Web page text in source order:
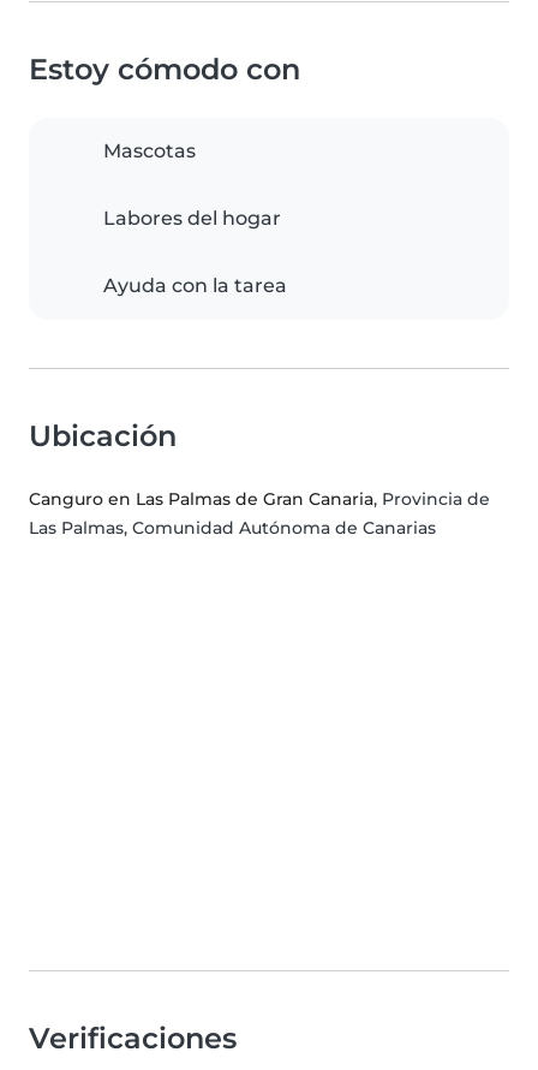
Estoy cómodo con
Mascotas
Labores del hogar
Ayuda con la tarea
Ubicación
Canguro en Las Palmas de Gran Canaria, Provincia de
Las Palmas, Comunidad Autónoma de Canarias
Verificaciones